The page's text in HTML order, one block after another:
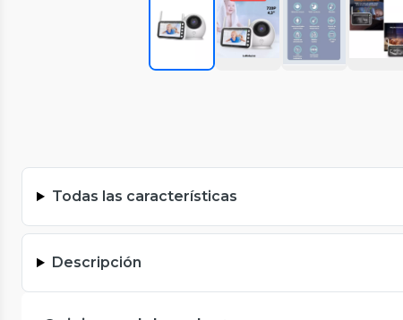
Todas las características
Descripción